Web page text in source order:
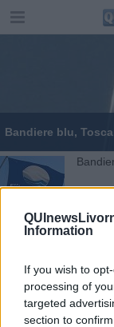
Information
If you wish to
processing of
targeted
section to
Bandiere blu,
Casa